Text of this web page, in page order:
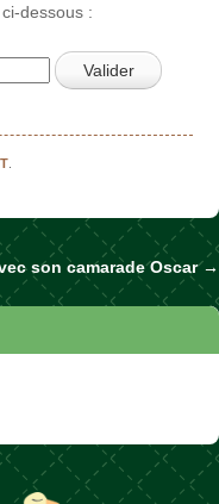
dessous :
son camarade Oscar→